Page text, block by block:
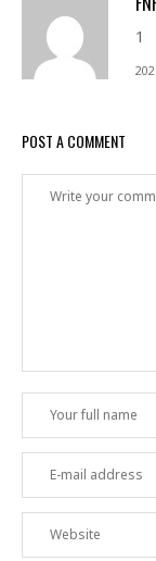
1
POST A COMMENT